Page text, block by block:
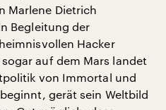
Marlene Dietrich
Begleitung der
Hacker
auf dem Mars landet
von Immortal und
gerät sein Weltbild